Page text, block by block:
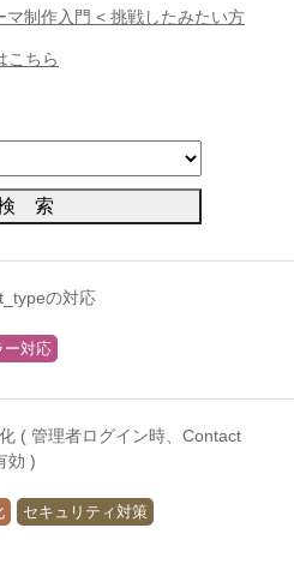
制作入門 < 挑戦したみたい方
こちら
の対応
ー対応
( 管理者ログイン時、Contact
効 )
セキュリティ対策